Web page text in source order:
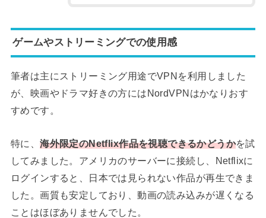
ゲームやストリーミングでの使用感
筆者は主にストリーミング用途でVPNを利用しました
が、映画やドラマ好きの方にはNordVPNはかなりおす
すめです。
特に、海外限定のNetflix作品を視聴できるかどうかを試
してみました。アメリカのサーバーに接続し、Netflixに
ログインすると、日本では見られない作品が再生できま
した。画質も安定しており、動画の読み込みが遅くなる
ことはほぼありませんでした。